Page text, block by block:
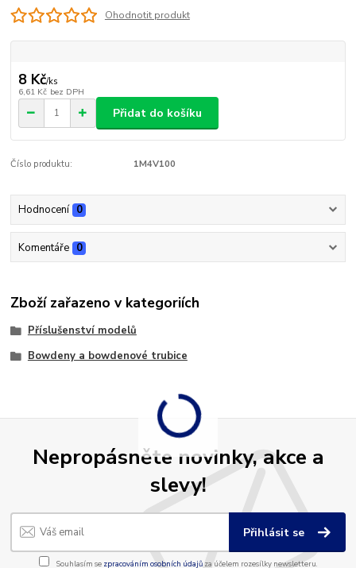
Ohodnotit produkt
8 Kč/ks
6,61 Kč bez DPH
Přidat do košíku
Číslo produktu: 1M4V100
Hodnocení 0
Komentáře 0
Zboží zařazeno v kategoriích
Příslušenství modelů
Bowdeny a bowdenové trubice
Nepropásněte novinky, akce a
slevy!
Přihlásit se
Souhlasím se zpracováním osobních údajůza účelem rozesílky newsletteru.